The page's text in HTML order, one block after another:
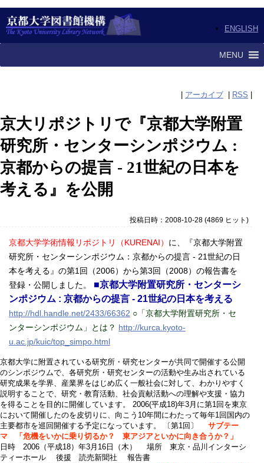
ENGLISH
MENU
アーカイブ RSS
京大リポジトリで『京都大学附置
研究所・センターシンポジウム :
京都からの提言 - 21世紀の日本を
考える』を公開
投稿日時：2008-10-28(4869 ヒット )
京都大学学術情報リポジトリ（KURENAI） に、『京都大学附置
研究所・センターシンポジウム：京都からの提言 - 21世紀の日
本を考える』の第1回（2006）から第3回（2008）の報告書を
登録・公開しました。 ■京都大学附置研究所・センターシ
ンポジウム : 京都からの提言 - 21世紀の日本を考える
http://hdl.handle.net/2433/66362 ○「京都大学附置研究所・セ
ンターシンポジウム」とは？ http://kurca.kyoto-
u.ac.jp/kuic/top_simpo.html
京都大学に附置されている研究所・研究センターが共同で開催する公開
のシンポジウムで、各研究所・研究センターの活動や生み出されている
研究成果を学界、産業界をはじめ広く一般社会に対して、わかりやすく
説明することで、研究・教育活動、社会貢献活動への理解や支援・協力
を得ることを目的に開催しています。 2006(平成18)年3月に第1回を東京
において開催したのを皮切りに、向こう10年間にわたって毎年1回国内の
主要都市を巡回開催する予定になっています。 〔第1回〕 サブテー
マ 「危機をいかに乗り切るか？ 東アジアといかに向き合うか？」
日時 2006（平成18）年3月16日（木） 場所 東京・品川インターシ
ティーホール 後援 読売新聞社 報告書